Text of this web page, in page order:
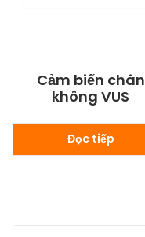
Cảm biến chân
không VUS
Đọc tiếp